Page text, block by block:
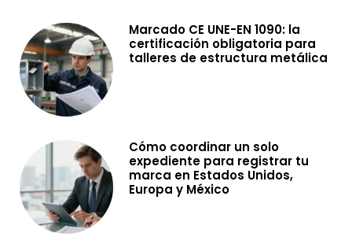
Marcado CE UNE-EN 1090: la
certificación obligatoria para
talleres de estructura metálica
Cómo coordinar un solo
expediente para registrar tu
marca en Estados Unidos,
Europa y México